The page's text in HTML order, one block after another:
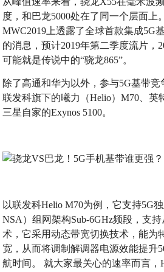
度，和巴龙5000处在了同一个层面上
MWC2019上透露了全球首款集成5G
的消息，预计2019年第二季度流片，
可能就是传说中的“骁龙865”。
除了高通和华为以外，参与5G基带
联发科旗下的曦力（Helio）M70、英
三星自家的Exynos 5100。
以联发科Helio M70为例，它支持5G
NSA）组网架构Sub-6GHz频段，支
术，它采用动态带宽切换技术，能为
宽，从而将调制解调器电源效能提升
航时间。 就大家最关心的速率而言，